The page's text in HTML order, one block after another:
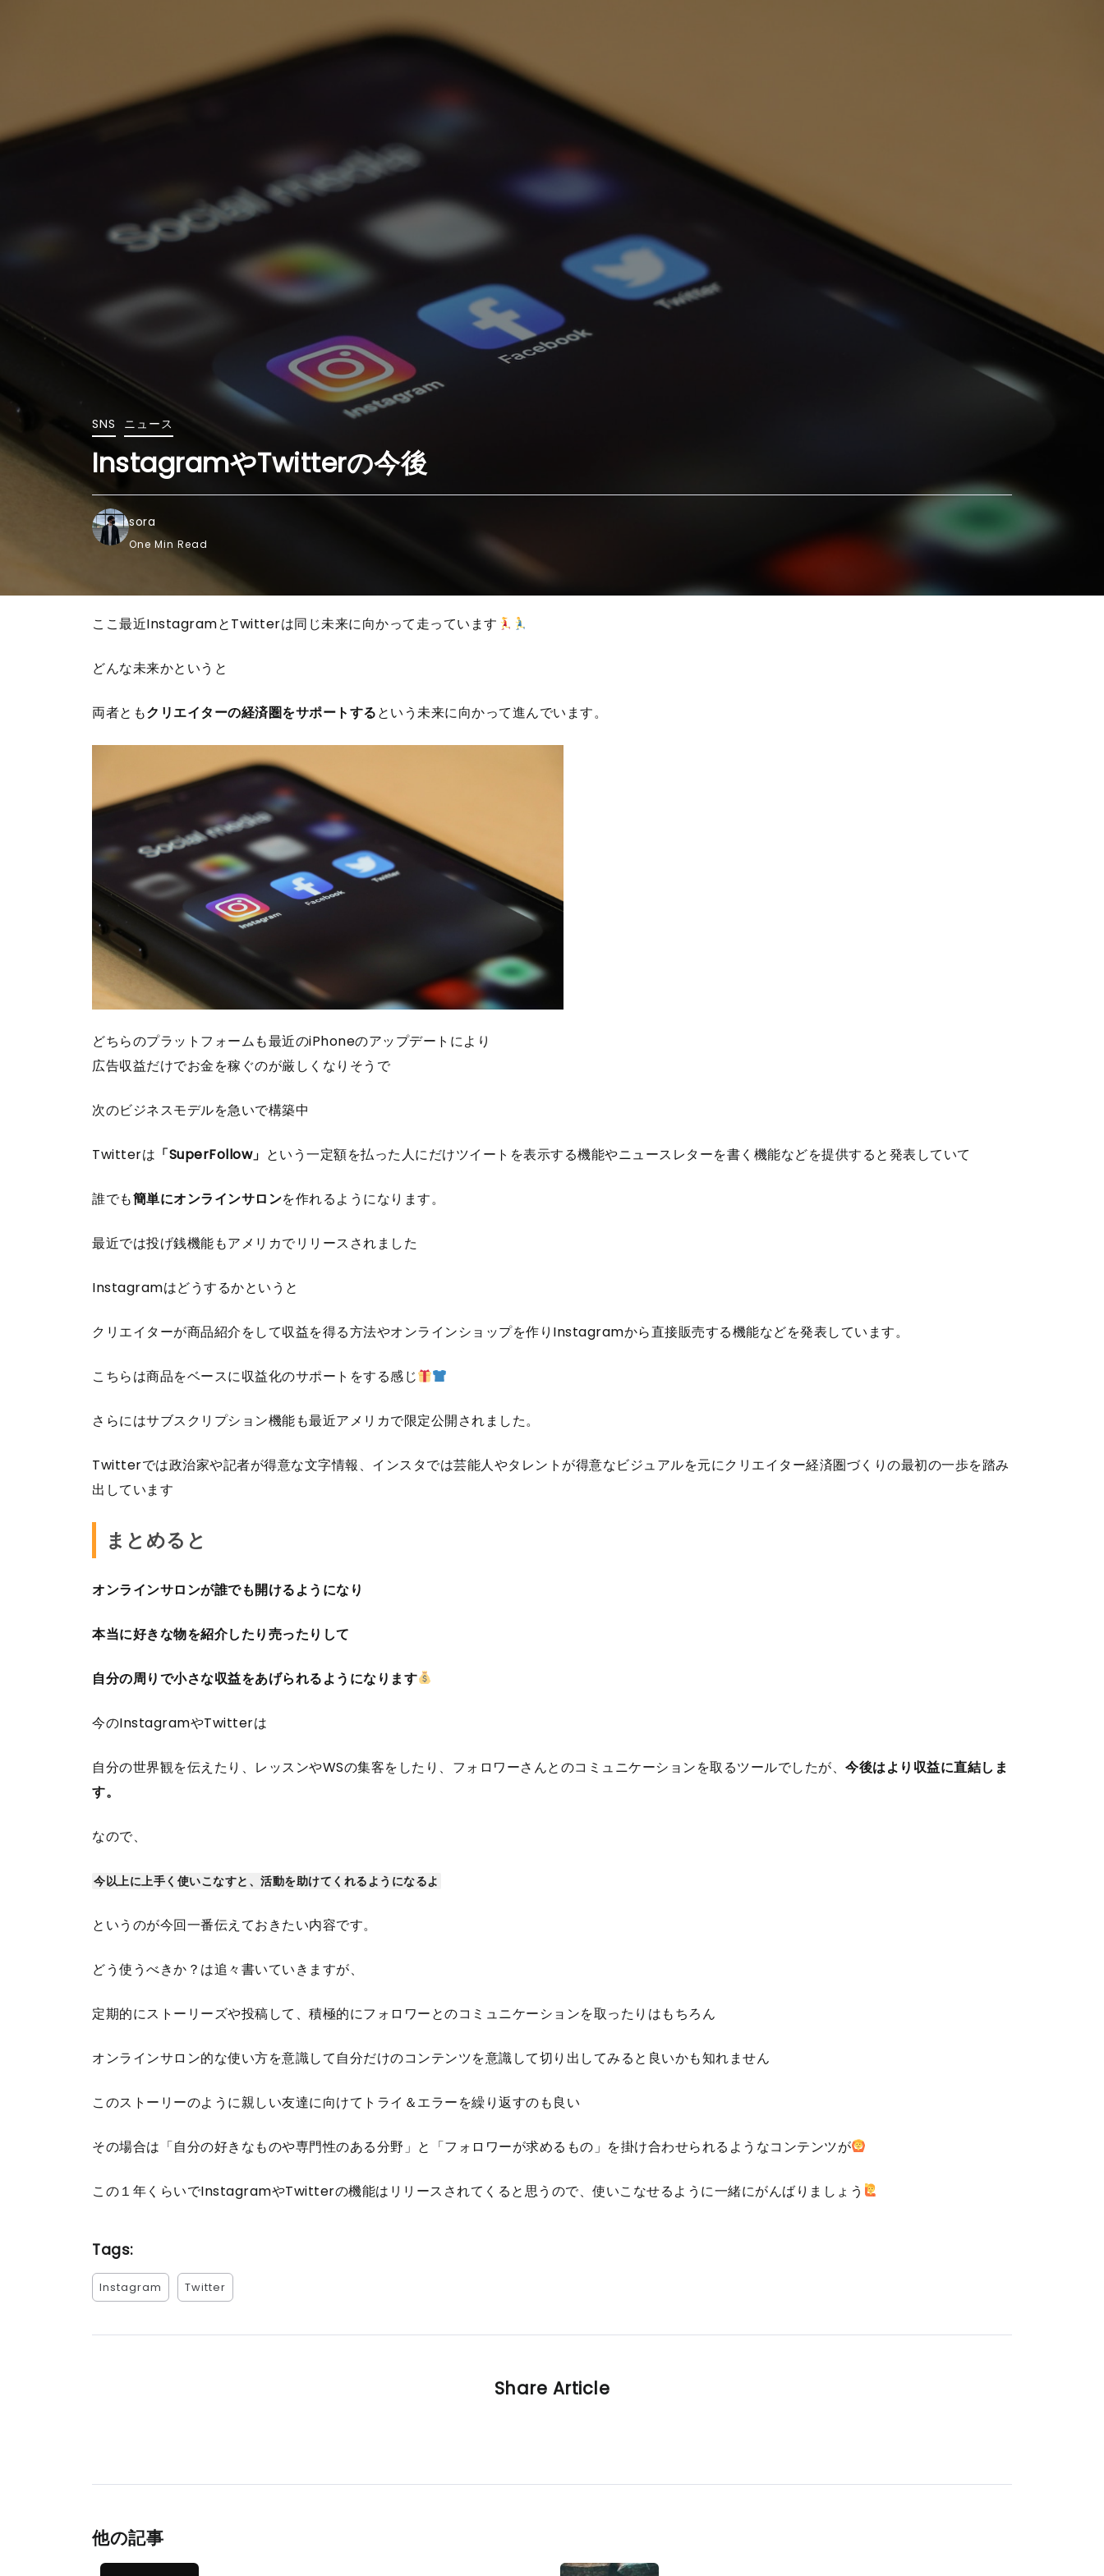
SNS ニュース
InstagramやTwitterの今後
sora
One Min Read
ここ最近InstagramとTwitterは同じ未来に向かって走っています
どんな未来かというと
両者ともクリエイターの経済圏をサポートするという未来に向かって進んでいます。
どちらのプラットフォームも最近のiPhoneのアップデートにより
広告収益だけでお金を稼ぐのが厳しくなりそうで
次のビジネスモデルを急いで構築中
Twitterは 「SuperFollow」 という一定額を払った人にだけツイートを表示する機能やニュースレターを書く機能などを提供すると発表していて
誰でも簡単にオンラインサロンを作れるようになります。
最近では投げ銭機能もアメリカでリリースされました
Instagramはどうするかというと
クリエイターが商品紹介をして収益を得る方法やオンラインショップを作りInstagramから直接販売する機能などを発表しています。
こちらは商品をベースに収益化のサポートをする感じ
さらにはサブスクリプション機能も最近アメリカで限定公開されました。
Twitterでは政治家や記者が得意な文字情報、インスタでは芸能人やタレントが得意なビジュアルを元にクリエイター経済圏づくりの最初の一歩を踏み
出しています
まとめると
オンラインサロンが誰でも開けるようになり
本当に好きな物を紹介したり売ったりして
自分の周りで小さな収益をあげられるようになります
今のInstagramやTwitterは
自分の世界観を伝えたり、レッスンやWSの集客をしたり、フォロワーさんとのコミュニケーションを取るツールでしたが、 今後はより収益に直結しま
す。
なので、
今以上に上手く使いこなすと、活動を助けてくれるようになるよ
というのが今回一番伝えておきたい内容です。
どう使うべきか？は追々書いていきますが、
定期的にストーリーズや投稿して、積極的にフォロワーとのコミュニケーションを取ったりはもちろん
オンラインサロン的な使い方を意識して自分だけのコンテンツを意識して切り出してみると良いかも知れません
このストーリーのように親しい友達に向けてトライ＆エラーを繰り返すのも良い
その場合は「自分の好きなものや専門性のある分野」と「フォロワーが求めるもの」を掛け合わせられるようなコンテンツが
この１年くらいでInstagramやTwitterの機能はリリースされてくると思うので、使いこなせるように一緒にがんばりましょう
Tags:
Instagram Twitter
Share Article
他の記事